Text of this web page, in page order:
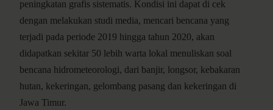
peningkatan grafis sistematis. Kondisi ini dapat di cek
dengan melakukan studi media, mencari bencana yang
terjadi pada periode 2019 hingga tahun 2020, akan
didapatkan sekitar 50 lebih warta lokal menuliskan soal
bencana hidrometeorologi, dari banjir, longsor, kebakaran
hutan, kekeringan, gelombang pasang dan kekeringan di
Jawa Timur.